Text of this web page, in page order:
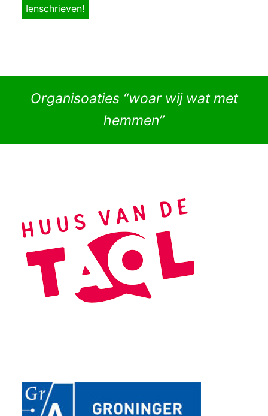
Organisoaties “woar wij wat met
hemmen”